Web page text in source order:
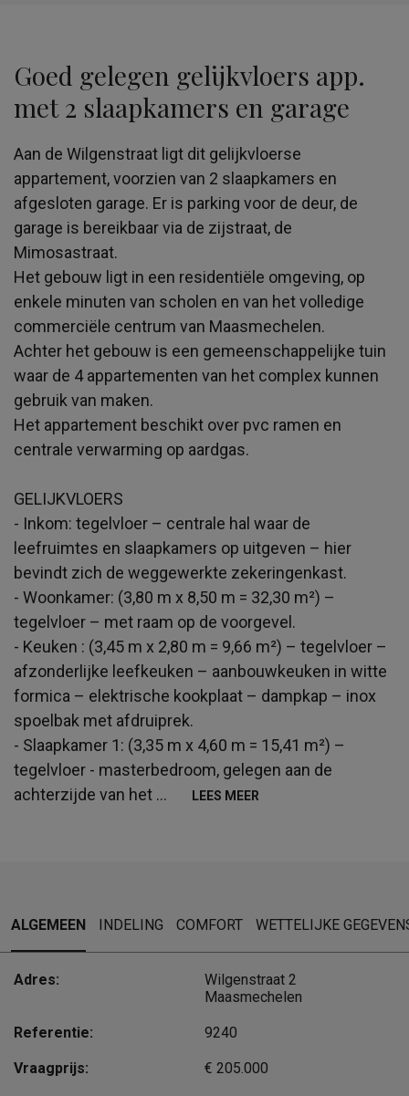
Goed gelegen gelijkvloers app.
met 2 slaapkamers en garage
Aan de Wilgenstraat ligt dit gelijkvloerse
appartement, voorzien van 2 slaapkamers en
afgesloten garage. Er is parking voor de deur, de
garage is bereikbaar via de zijstraat, de
Mimosastraat.
Het gebouw ligt in een residentiële omgeving, op
enkele minuten van scholen en van het volledige
commerciële centrum van Maasmechelen.
Achter het gebouw is een gemeenschappelijke tuin
waar de 4 appartementen van het complex kunnen
gebruik van maken.
Het appartement beschikt over pvc ramen en
centrale verwarming op aardgas.
GELIJKVLOERS
- Inkom: tegelvloer – centrale hal waar de
leefruimtes en slaapkamers op uitgeven – hier
bevindt zich de weggewerkte zekeringenkast.
- Woonkamer: (3,80 m x 8,50 m = 32,30 m²) –
tegelvloer – met raam op de voorgevel.
- Keuken : (3,45 m x 2,80 m = 9,66 m²) – tegelvloer –
afzonderlijke leefkeuken – aanbouwkeuken in witte
formica – elektrische kookplaat – dampkap – inox
spoelbak met afdruiprek.
- Slaapkamer 1: (3,35 m x 4,60 m = 15,41 m²) –
tegelvloer - masterbedroom, gelegen aan de
achterzijde van het ... LEES MEER
ALGEMEEN INDELING COMFORT WETTELIJKE
Adres:
Wilgenstraat 2
Maasmechelen
Referentie: 9240
Vraagprijs: € 205.000